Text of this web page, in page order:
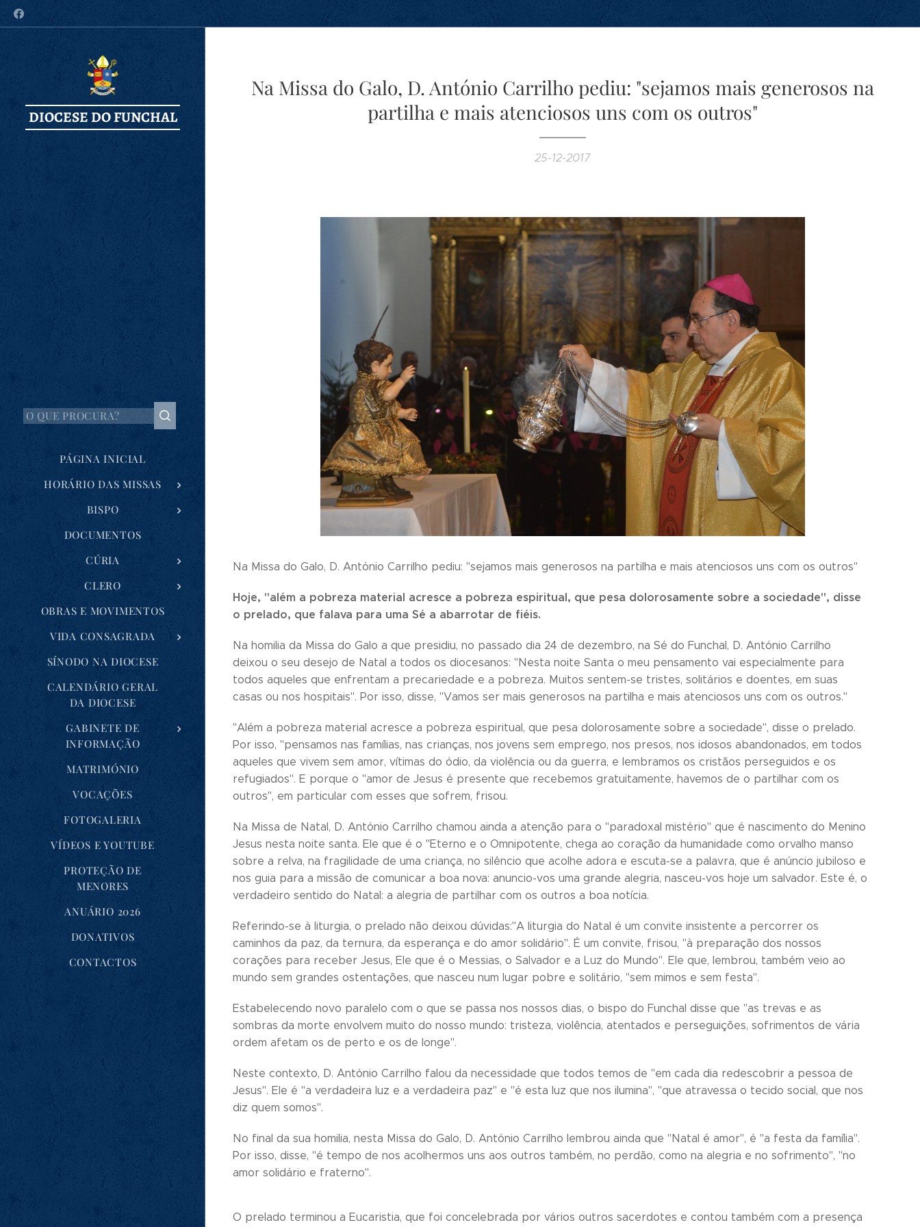
DIOCESE DO FUNCHAL
PÁGINA INICIAL
HORÁRIO DAS MISSAS
BISPO
DOCUMENTOS
CÚRIA
CLERO
OBRAS E MOVIMENTOS
VIDA CONSAGRADA
SÍNODO NA DIOCESE
CALENDÁRIO GERAL
DA DIOCESE
GABINETE DE
INFORMAÇÃO
MATRIMÓNIO
VOCAÇÕES
FOTOGALERIA
VÍDEOS E YOUTUBE
PROTEÇÃO DE
MENORES
ANUÁRIO 2026
DONATIVOS
CONTACTOS
Na Missa do Galo, D. António Carrilho pediu: "sejamos mais generosos na
partilha e mais atenciosos uns com os outros"
25-12-2017
Na Missa do Galo, D. António Carrilho pediu: "sejamos mais generosos na partilha e mais atenciosos uns com os outros"
Hoje, "além a pobreza material acresce a pobreza espiritual, que pesa dolorosamente sobre a sociedade", disse
o prelado, que falava para uma Sé a abarrotar de fiéis.
Na homilia da Missa do Galo a que presidiu, no passado dia 24 de dezembro, na Sé do Funchal, D. António Carrilho
deixou o seu desejo de Natal a todos os diocesanos: "Nesta noite Santa o meu pensamento vai especialmente para
todos aqueles que enfrentam a precariedade e a pobreza. Muitos sentem-se tristes, solitários e doentes, em suas
casas ou nos hospitais". Por isso, disse, "Vamos ser mais generosos na partilha e mais atenciosos uns com os outros."
"Além a pobreza material acresce a pobreza espiritual, que pesa dolorosamente sobre a sociedade", disse o prelado.
Por isso, "pensamos nas famílias, nas crianças, nos jovens sem emprego, nos presos, nos idosos abandonados, em todos
aqueles que vivem sem amor, vítimas do ódio, da violência ou da guerra, e lembramos os cristãos perseguidos e os
refugiados". E porque o "amor de Jesus é presente que recebemos gratuitamente, havemos de o partilhar com os
outros", em particular com esses que sofrem, frisou.
Na Missa de Natal, D. António Carrilho chamou ainda a atenção para o "paradoxal mistério" que é nascimento do Menino
Jesus nesta noite santa. Ele que é o "Eterno e o Omnipotente, chega ao coração da humanidade como orvalho manso
sobre a relva, na fragilidade de uma criança, no silêncio que acolhe adora e escuta-se a palavra, que é anúncio jubiloso e
nos guia para a missão de comunicar a boa nova: anuncio-vos uma grande alegria, nasceu-vos hoje um salvador. Este é, o
verdadeiro sentido do Natal: a alegria de partilhar com os outros a boa notícia.
Referindo-se à liturgia, o prelado não deixou dúvidas:"A liturgia do Natal é um convite insistente a percorrer os
caminhos da paz, da ternura, da esperança e do amor solidário". É um convite, frisou, "à preparação dos nossos
corações para receber Jesus, Ele que é o Messias, o Salvador e a Luz do Mundo". Ele que, lembrou, também veio ao
mundo sem grandes ostentações, que nasceu num lugar pobre e solitário, "sem mimos e sem festa".
Estabelecendo novo paralelo com o que se passa nos nossos dias, o bispo do Funchal disse que "as trevas e as
sombras da morte envolvem muito do nosso mundo: tristeza, violência, atentados e perseguições, sofrimentos de vária
ordem afetam os de perto e os de longe".
Neste contexto, D. António Carrilho falou da necessidade que todos temos de "em cada dia redescobrir a pessoa de
Jesus". Ele é "a verdadeira luz e a verdadeira paz" e "é esta luz que nos ilumina", "que atravessa o tecido social, que nos
diz quem somos".
No final da sua homilia, nesta Missa do Galo, D. António Carrilho lembrou ainda que "Natal é amor", é "a festa da família".
Por isso, disse, "é tempo de nos acolhermos uns aos outros também, no perdão, como na alegria e no sofrimento", "no
amor solidário e fraterno".
O prelado terminou a Eucaristia, que foi concelebrada por vários outros sacerdotes e contou também com a presença